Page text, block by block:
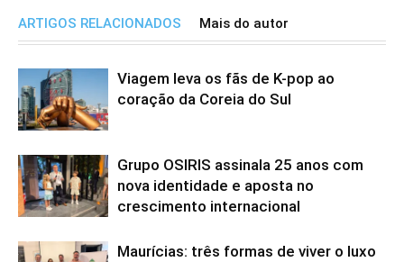
ARTIGOS RELACIONADOS Mais do autor
Viagem leva os fãs de K-pop ao
coração da Coreia do Sul
Grupo OSIRIS assinala 25 anos com
nova identidade e aposta no
crescimento internacional
Maurícias: três formas de viver o luxo